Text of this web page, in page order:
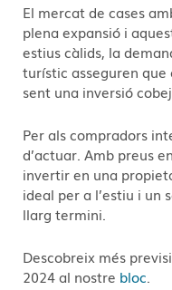
El mercat de cases
plena expansió i
estius càlids, la
turístic asseguren
sent una inversió
Per als compradors
d’actuar. Amb preus
invertir en una
ideal per a l’estiu i un
llarg termini.
Descobreix més
2024 al nostre bloc